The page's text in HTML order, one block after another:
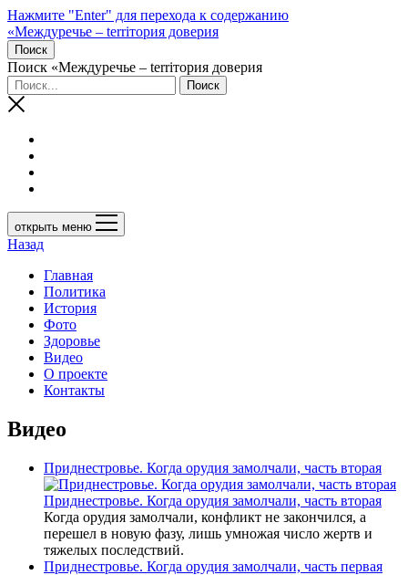
Нажмите "Enter" для перехода к содержанию
«Междуречье – terriтория доверия
Поиск
Поиск «Междуречье – terriтория доверия
открыть меню
Назад
Главная
Политика
История
Фото
Здоровье
Видео
О проекте
Контакты
Видео
Приднестровье. Когда орудия замолчали, часть вторая
Приднестровье. Когда орудия замолчали, часть вторая
Когда орудия замолчали, конфликт не закончился, а
перешел в новую фазу, лишь умножая число жертв и
тяжелых последствий.
Приднестровье. Когда орудия замолчали, часть первая